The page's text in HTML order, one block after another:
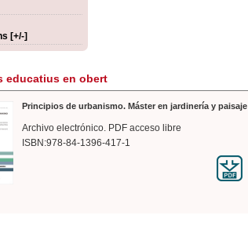
[+/-]
educatius en obert
Principios de urbanismo. Máster en jardinería y paisaje
Archivo electrónico. PDF acceso libre
ISBN:978-84-1396-417-1